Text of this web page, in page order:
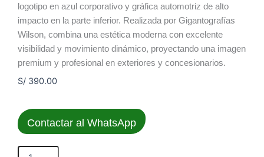
logotipo en azul corporativo y gráfica automotriz de alto
impacto en la parte inferior. Realizada por Gigantografías
Wilson, combina una estética moderna con excelente
visibilidad y movimiento dinámico, proyectando una imagen
premium y profesional en exteriores y concesionarios.
S/ 390.00
Contactar al WhatsApp
Publicitaria